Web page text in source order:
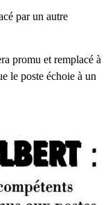
par un autre
promu et remplacé à
le poste échoie à un